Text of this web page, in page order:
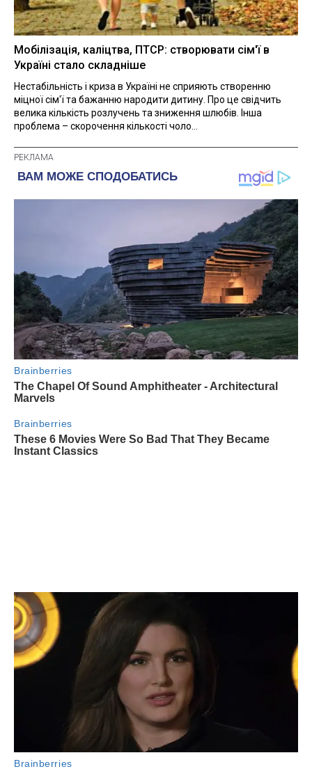
Мобілізація, каліцтва, ПТСР: створювати сім'ї в
Україні стало складніше
Нестабільність і криза в Україні не сприяють створенню
міцної сім'ї та бажанню народити дитину. Про це свідчить
велика кількість розлучень та зниження шлюбів. Інша
проблема – скорочення кількості чоло...